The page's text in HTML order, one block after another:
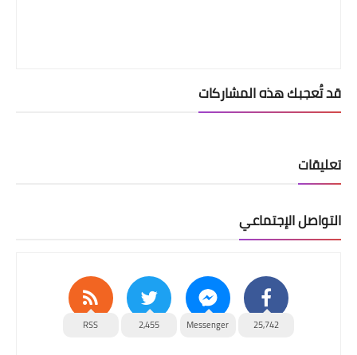
قد تُعجبك هذه المشاركات
تعليقات
التواصل الإجتماعي
25,742
Messenger
2,455
RSS